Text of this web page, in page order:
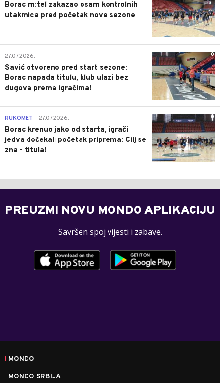
Borac m:tel zakazao osam kontrolnih
utakmica pred početak nove sezone
0
27.07.2026.
Savić otvoreno pred start sezone:
Borac napada titulu, klub ulazi bez
dugova prema igračima!
0
RUKOMET 27.07.2026.
Borac krenuo jako od starta, igrači
jedva dočekali početak priprema: Cilj se
zna - titula!
PREUZMI NOVU MONDO APLIKACIJU
Savršen spoj vijesti i zabave.
MONDO
MONDO SRBIJA